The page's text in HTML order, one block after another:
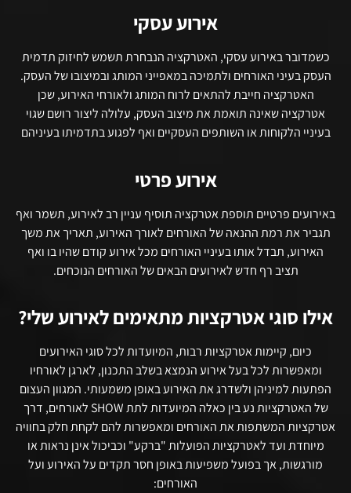
אירוע עסקי
כשמדובר באירוע עסקי, האטרקציה הנבחרת תשמש לחיזוק תדמית
העסק בעיני האורחים ולתמיכה במאפייני המותג ובמיצובו של העסק.
האטרקציה חייבת להתאים לרוח המותג ולאורחי האירוע, שכן
אטרקציה שאינה תואמת את מיצוב העסק, עלולה ליצור רושם שגוי
בעיניי הלקוחות או השותפים העסקיים ואף לפגוע בתדמיתו בעיניהם
אירוע פרטי
באירועים פרטיים תוספת אטרקציה תוסיף עניין רב לאירוע, תשמר ואף
תגביר את רמת ההנאה של האורחים לאורך האירוע, תאריך את משך
האירוע, תבדל אותו בעיניי האורחים מכל אירוע קודם שהיו בו ואף
תציב רף חדש לאירועים הבאים של האורחים הנוכחים.
אילו סוגי אטרקציות מתאימים לאירוע שלי?
כיום, קיימות אטרקציות רבות, המיועדות לכל סוגי האירועים
ומאפשרות לכל בעל אירוע הנמצא בשלב התכנון, לארגן לאורחיו
הפתעות למיניהן ולשדרג את האירוע באופן משמעותי. המגוון העצום
של האטרקציות נע בין כאלה המיועדות לתת SHOW לאורחים, דרך
אטרקציות המשתפות את האורחים ומאפשרות להם לקחת חלק בחוויה
מיוחדת ועד לאטרקציות הפועלות "ברקע" וכביכול אינן נראות או
מורגשות, אך בפועל משפיעות באופן חסר תקדים על האירוע ועל
האורחים: